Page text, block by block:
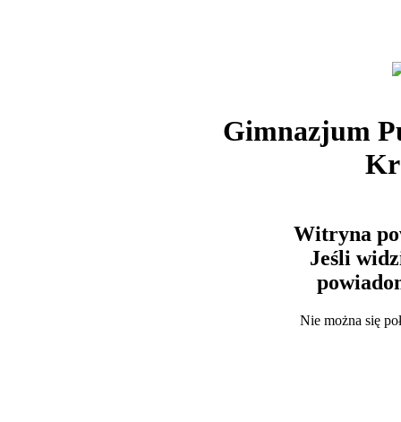
Gimnazjum
Witryna
Jeśli
Nie można się